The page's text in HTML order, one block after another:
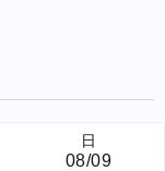
日
08/09